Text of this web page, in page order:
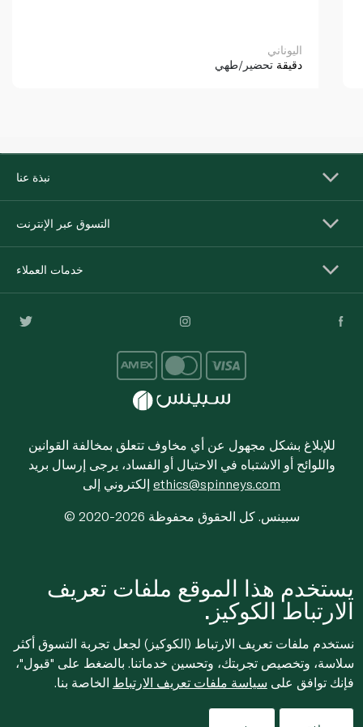
اليوناني
دقيقة تحضير/طهي
نبذة عنا
التسوق عبر الإنترنت
خدمات العملاء
للإبلاغ بشكل مجهول عن أي مخاوف تتعلق بمخالفة القوانين
واللوائح أو الاشتباه في الاحتيال أو الفساد، يرجى إرسال بريد
ethics@spinneys.com
© 2020-2026 سبينس. كل الحقوق محفوظة
يستخدم هذا الموقع ملفات تعريف
الارتباط الكوكيز.
نستخدم ملفات تعريف الارتباط (الكوكيز) لجعل تجربة التسوق أكثر
سلاسة، وتخصيص تجربتك، وتحسين خدماتنا. بالضغط على "قبول"،
فإنك توافق على سياسة ملفات تعريف الارتباط الخاصة بنا.